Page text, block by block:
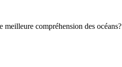
meilleure compréhension des océans?